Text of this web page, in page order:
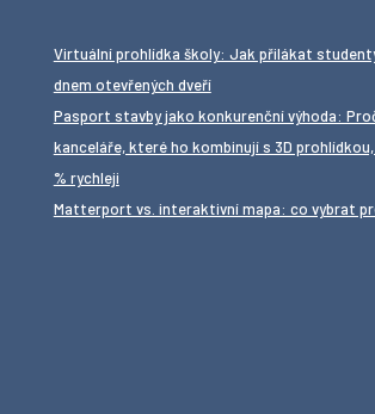
Virtuální prohlídka školy: Jak přilákat
dnem otevřených dveří
Pasport stavby jako konkurenční výhoda:
kanceláře, které ho kombinují s 3D
% rychleji
Matterport vs. interaktivní mapa: co vybrat